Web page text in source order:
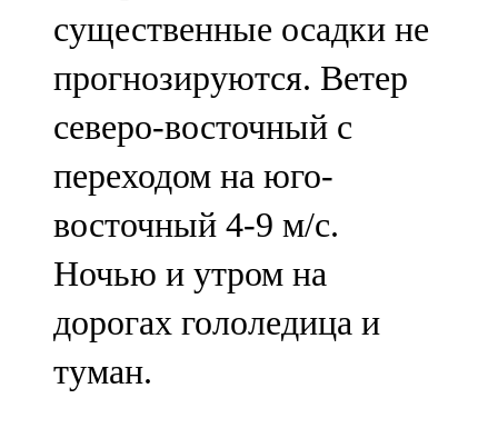
107,8 FM
Теләче
106,1 FM
Түбән Кама
102,6 FM
Чирмешән
107,7 FM
Чистай
существенные осадки не
прогнозируются. Ветер
северо-восточный с
переходом на юго-
восточный 4-9 м/с.
Ночью и утром на
дорогах гололедица и
туман.